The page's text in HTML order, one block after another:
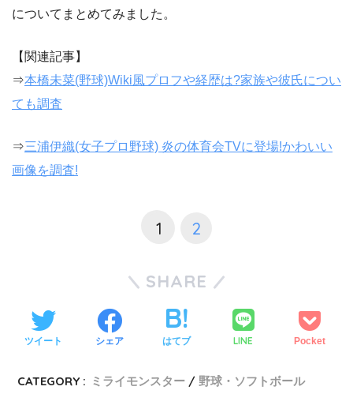
についてまとめてみました。
【関連記事】
⇒本橋未菜(野球)Wiki風プロフや経歴は?家族や彼氏につい
ても調査
⇒三浦伊織(女子プロ野球) 炎の体育会TVに登場!かわいい
画像を調査!
1 2
SHARE
ツイート シェア はてブ LINE Pocket
CATEGORY : ミライモンスター 野球・ソフトボール